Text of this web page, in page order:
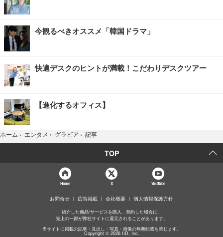
今観るべきオススメ「韓国ドラマ」
快適デスクのヒントが満載！こだわりデスクツアー
【進化するオフィス】
ホーム › エンタメ › グラビア › 記事
TOP
Home X YouTube
お問合せ 広告掲載 会社概要 個人情報保護方針
紹介した商品/サービスを購入、契約した場合に、
売上の一部が弊社サイトに還元されることがあります。
当サイトに掲載の記事・見出し・写真・画像の無断転載を禁じます。
Copyright © 2026 IID, Inc.